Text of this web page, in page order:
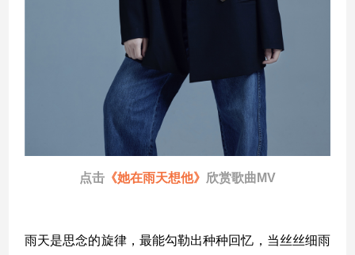
点击 《她在雨天想他》 欣赏歌曲MV
雨天是思念的旋律，最能勾勒出种种回忆，当丝丝细雨